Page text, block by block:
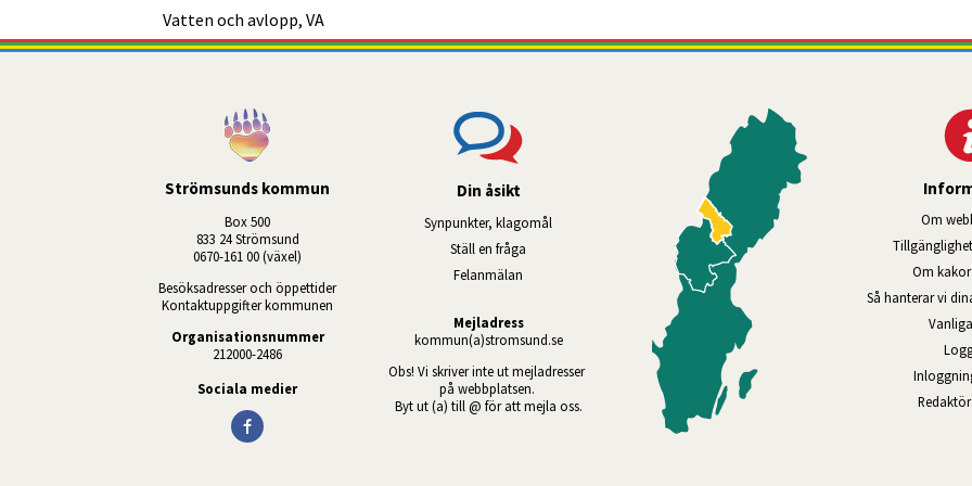
Vatten och avlopp, VA
Strömsunds kommun
Box 500
833 24 Strömsund
0670-161 00 (växel)
Besöksadresser och öppettider
Kontaktuppgifter kommunen
Organisationsnummer
212000-2486
Sociala medier
Din åsikt
Synpunkter, klagomål
Ställ en fråga
Felanmälan
Mejladress
kommun(a)stromsund.se
Obs! Vi skriver inte ut mejladresser
på webbplatsen.
Byt ut (a) till @ för att mejla oss.
Om
Om
Så hanterar vi